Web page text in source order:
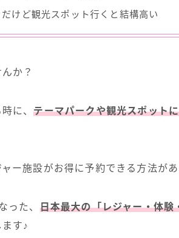
けど観光スポット行くと結構高い
か？
時に、テーマパークや観光スポット
ー施設がお得に予約できる方法があ
った、 日本最大の「レジャー・体
す♪